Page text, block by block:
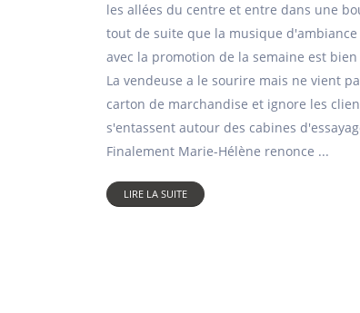
les allées du centre et entre dans une
tout de suite que la musique
avec la promotion de la semaine est
La vendeuse a le sourire mais ne vient
carton de marchandise et ignore les
s'entassent autour des cabines
Finalement Marie-Hélène renonce ...
LIRE LA SUITE